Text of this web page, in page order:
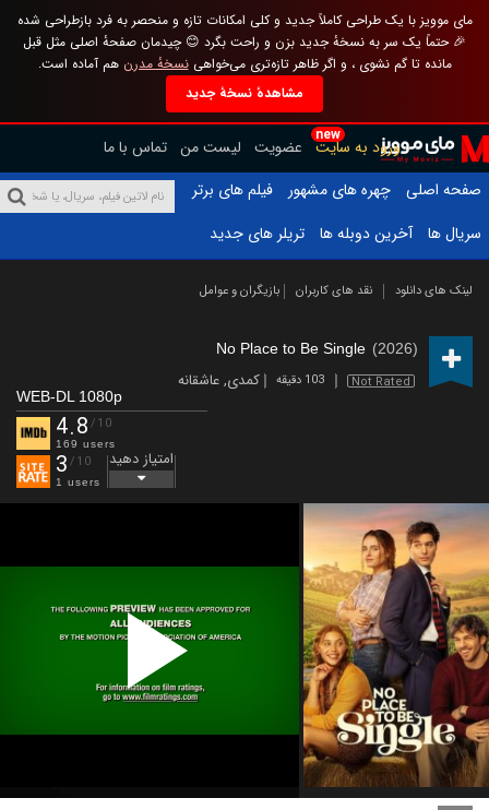
مای موویز با یک طراحی کاملاً جدید و کلی امکانات تازه و منحصر به فرد بازطراحی شده
🎉 حتماً یک سر به نسخهٔ جدید بزن و راحت بگرد 😊 چیدمان صفحهٔ اصلی مثل قبل
مانده تا گم نشوی ، و اگر ظاهر تازه‌تری می‌خواهینسخهٔ مدرن هم آماده است.
مشاهدهٔ نسخهٔ جدید
new
ورود به سایت عضویت لیست من تماس با ما
صفحه اصلی
چهره های مشهور
فیلم های برتر
سریال ها
آخرین دوبله ها تریلر های جدید
لینک های دانلود نقد های کاربران بازیگران و عوامل
No Place to Be Single (2026)
Not Rated 103 دقیقه کمدی,عاشقانه
WEB-DL 1080p
4.8 /10
169 users
3 /10
1 users
امتیاز دهید
Play